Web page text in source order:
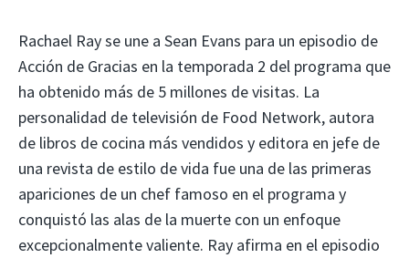
Rachael Ray se une a Sean Evans para un episodio de
Acción de Gracias en la temporada 2 del programa que
ha obtenido más de 5 millones de visitas. La
personalidad de televisión de Food Network, autora
de libros de cocina más vendidos y editora en jefe de
una revista de estilo de vida fue una de las primeras
apariciones de un chef famoso en el programa y
conquistó las alas de la muerte con un enfoque
excepcionalmente valiente. Ray afirma en el episodio